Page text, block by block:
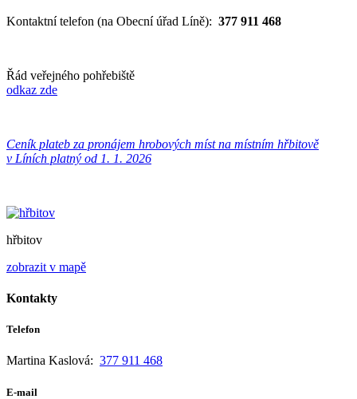
Kontaktní telefon (na Obecní úřad Líně): 377 911 468
Řád veřejného pohřebiště
odkaz zde
Ceník plateb za pronájem hrobových míst na místním hřbitově
v Líních platný od 1. 1. 2026
hřbitov
zobrazit v mapě
Kontakty
Telefon
Martina Kaslová: 377 911 468
E-mail